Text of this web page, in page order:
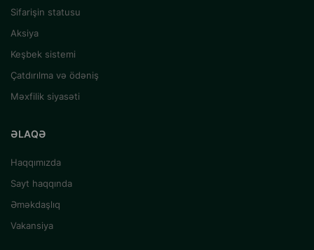
Sifarişin statusu
Aksiya
Keşbek sistemi
Çatdırılma və ödəniş
Məxfilik siyasəti
ƏLAQƏ
Haqqımızda
Sayt haqqında
Əməkdaşlıq
Vakansiya